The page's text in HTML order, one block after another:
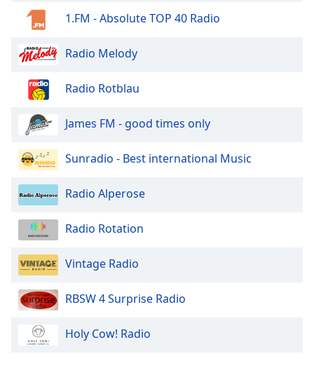
1.FM - Absolute TOP 40 Radio
Radio Melody
Radio Rotblau
James FM - good times only
Sunradio - Best international Music
Radio Alperose
Radio Rotation
Vintage Radio
RBSW 4 Surprise Radio
Holy Cow! Radio